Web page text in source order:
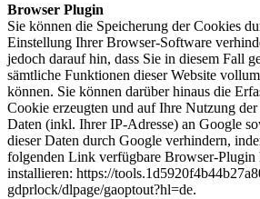
Browser Plugin
Sie können die Speicherung der Cookies
Einstellung Ihrer Browser-Software
jedoch darauf hin, dass Sie in diesem Fall
sämtliche Funktionen dieser Website
können. Sie können darüber hinaus die
Cookie erzeugten und auf Ihre Nutzung der
Daten (inkl. Ihrer IP-Adresse) an Google
dieser Daten durch Google verhindern,
folgenden Link verfügbare Browser-Plugin
installieren: https://
gdprlock/dlpage/gaoptout?hl=de.